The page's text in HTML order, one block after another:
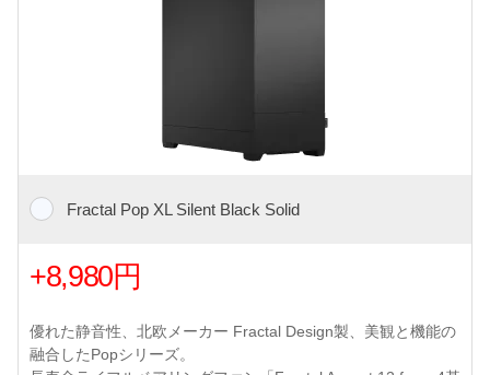
Fractal Pop XL Silent Black Solid
+8,980円
優れた静音性、北欧メーカー Fractal Design製、美観と機能の
融合したPopシリーズ。